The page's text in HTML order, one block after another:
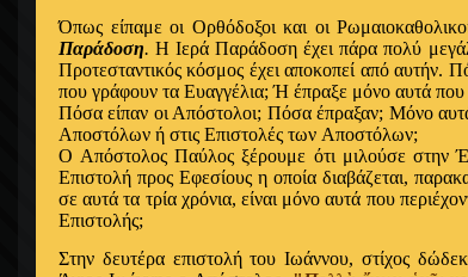
Όπως είπαμε οι Ορθόδοξοι και οι
Παράδοση. Η Ιερά Παράδοση έχει πάρα πολύ
Προτεσταντικός κόσμος έχει αποκοπεί από αυτήν.
που γράφουν τα Ευαγγέλια; Ή έπραξε μόνο αυτά που
Πόσα είπαν οι Απόστολοι; Πόσα έπραξαν; Μόνο
Aποστόλων ή στις Επιστολές των Aποστόλων;
O Απόστολος Παύλος ξέρουμε ότι μιλούσε στην
Επιστολή προς Εφεσίους η οποία διαβάζεται,
σε αυτά τα τρία χρόνια, είναι μόνο αυτά που
Επιστολής;
Στην δευτέρα επιστολή του Ιωάννου, στίχος